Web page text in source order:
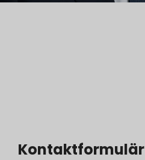
Kontaktformulär